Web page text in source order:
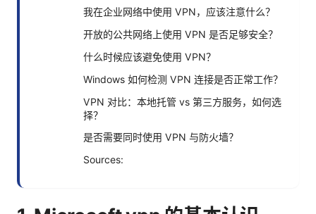
我在企业网络中使用 VPN，应该注意什么？
开放的公共网络上使用 VPN 是否足够安全？
什么时候应该避免使用 VPN？
Windows 如何检测 VPN 连接是否正常工作？
VPN 对比：本地托管 vs 第三方服务，如何选
择？
是否需要同时使用 VPN 与防火墙？
Sources: